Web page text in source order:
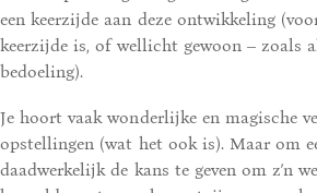
een keerzijde aan deze ontwikkeling
keerzijde is, of wellicht gewoon – zoals
bedoeling).
Je hoort vaak wonderlijke en magische
opstellingen (wat het ook is). Maar om
daadwerkelijk de kans te geven om z’n